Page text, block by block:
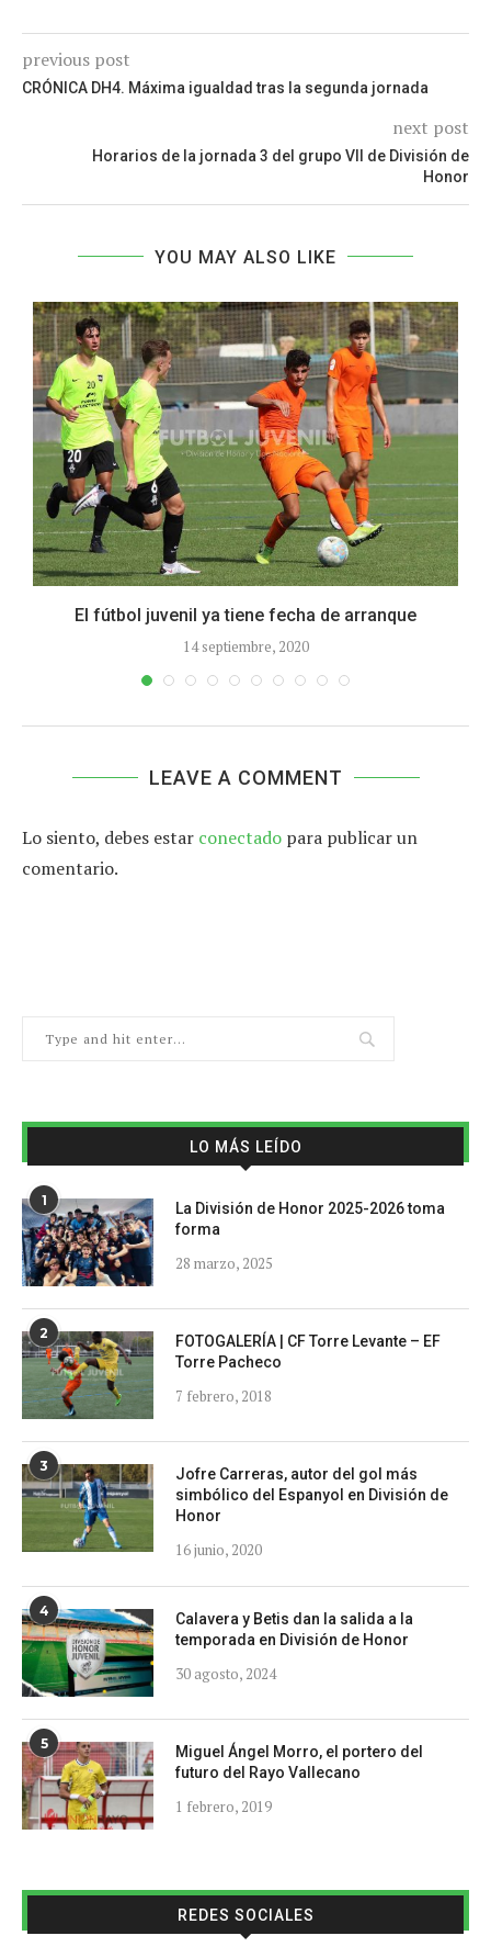
previous post
CRÓNICA DH4. Máxima igualdad tras la segunda jornada
next post
Horarios de la jornada 3 del grupo VII de División de
Honor
YOU MAY ALSO LIKE
El fútbol juvenil ya tiene fecha de arranque
14 septiembre, 2020
LEAVE A COMMENT
Lo siento, debes estar conectado para publicar un
comentario.
LO MÁS LEÍDO
1
La División de Honor 2025-2026 toma
forma
28 marzo, 2025
2
FOTOGALERÍA | CF Torre Levante – EF
Torre Pacheco
7 febrero, 2018
3
Jofre Carreras, autor del gol más
simbólico del Espanyol en División de
Honor
16 junio, 2020
4
Calavera y Betis dan la salida a la
temporada en División de Honor
30 agosto, 2024
5
Miguel Ángel Morro, el portero del
futuro del Rayo Vallecano
1 febrero, 2019
REDES SOCIALES